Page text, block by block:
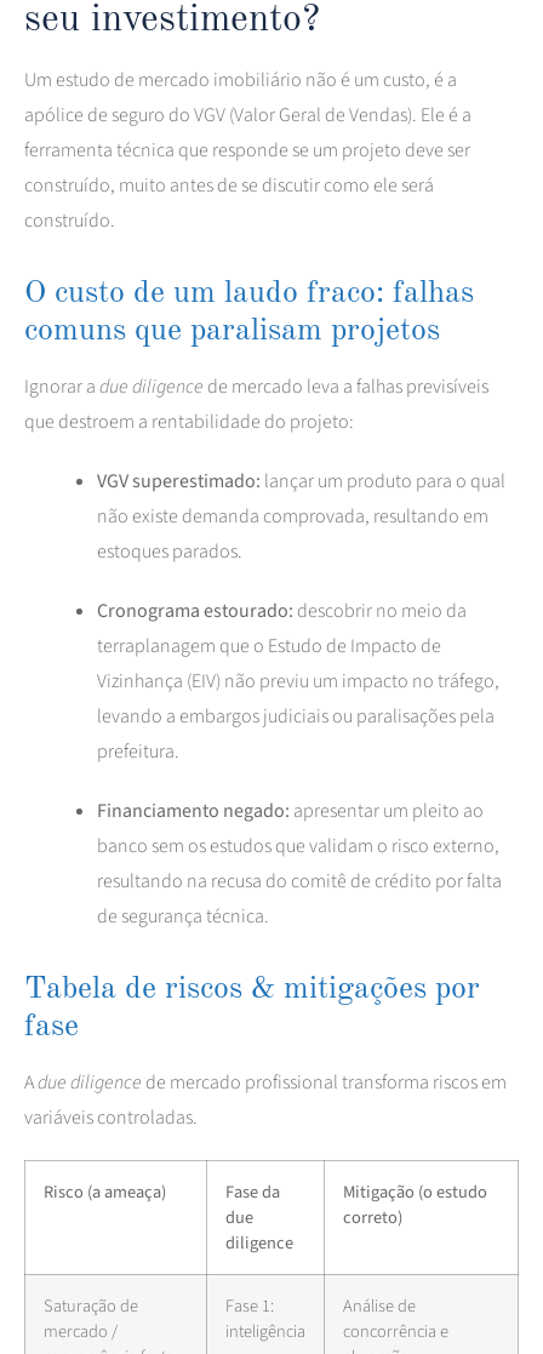
seu investimento?
Um estudo de mercado imobiliário não é um custo, é a
apólice de seguro do VGV (Valor Geral de Vendas). Ele é a
ferramenta técnica que responde se um projeto deve ser
construído, muito antes de se discutir como ele será
construído.
O custo de um laudo fraco: falhas
comuns que paralisam projetos
Ignorar adue diligence de mercado leva a falhas previsíveis
que destroem a rentabilidade do projeto:
VGV superestimado: lançar um produto para o qual
não existe demanda comprovada, resultando em
estoques parados.
Cronograma estourado: descobrir no meio da
terraplanagem que o Estudo de Impacto de
Vizinhança (EIV) não previu um impacto no tráfego,
levando a embargos judiciais ou paralisações pela
prefeitura.
Financiamento negado: apresentar um pleito ao
banco sem os estudos que validam o risco externo,
resultando na recusa do comitê de crédito por falta
de segurança técnica.
Tabela de riscos & mitigações por
fase
Adue diligence de mercado profissional transforma riscos em
variáveis controladas.
Risco (a ameaça)
Fase da
due
diligence
Mitigação (o estudo
correto)
Saturação de
mercado /
Fase 1:
inteligência
Análise de
concorrência e